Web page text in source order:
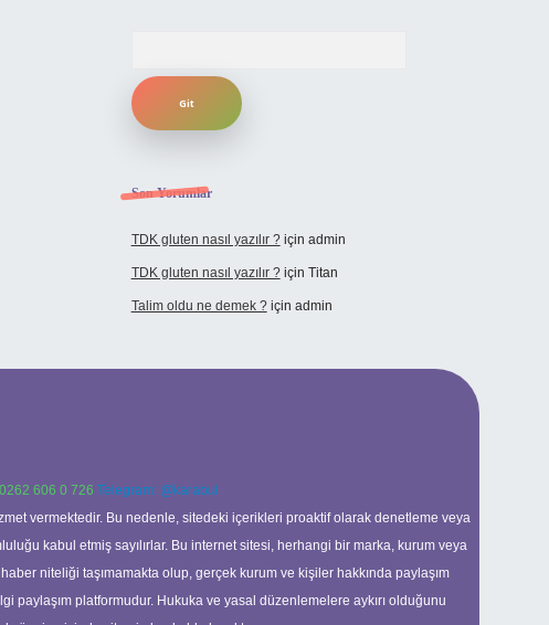
Son Yorumlar
TDK gluten nasıl yazılır ?için admin
TDK gluten nasıl yazılır ?için Titan
Talim oldu ne demek ?için admin
606 0 726 Telegram: @karabul
vermektedir. Bu nedenle, sitedeki içerikleri proaktif olarak denetleme veya
kabul etmiş sayılırlar. Bu internet sitesi, herhangi bir marka, kurum veya
niteliği taşımamakta olup, gerçek kurum ve kişiler hakkında paylaşım
paylaşım platformudur. Hukuka ve yasal düzenlemelere aykırı olduğunu